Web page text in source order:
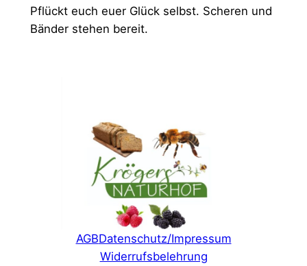
Pflückt euch euer Glück selbst. Scheren und
Bänder stehen bereit.
AGBDatenschutz/Impressum
Widerrufsbelehrung